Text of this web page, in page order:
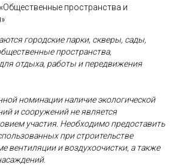
пространства и
городские парки, скверы, сады,
пространства,
отдыха, работы и передвижения
номинации наличие экологической
и сооружений не является
участия. Необходимо предоставить
при строительстве
вентиляции и воздухоочистки, а также